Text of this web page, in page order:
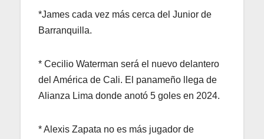
*James cada vez más cerca del Junior de
Barranquilla.
* Cecilio Waterman será el nuevo delantero
del América de Cali. El panameño llega de
Alianza Lima donde anotó 5 goles en 2024.
* Alexis Zapata no es más jugador de